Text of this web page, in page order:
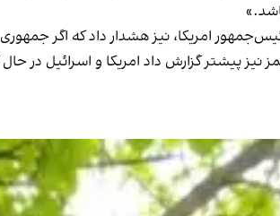
امریکا، نیز هشدار داد که اگر
نیز پیشتر گزارش داد امریکا و اسرائیل